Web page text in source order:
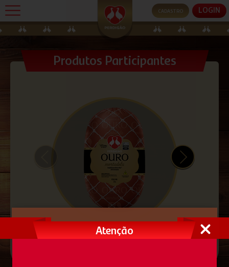
Lojas Participantes
Dúvidas
Regulamento
CADASTRO LOGIN
Produtos Participantes
Atenção